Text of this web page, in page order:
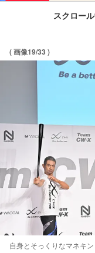
スクロー
( 画像19/33 )
自身とそっくりなマネキ